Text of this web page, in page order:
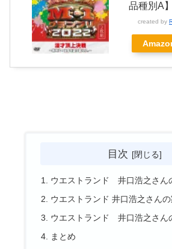
品種別A】
created by
目次
ウエストランド 井口浩之さん
ウエストランド 井口浩之さん
ウエストランド 井口浩之さん
まとめ